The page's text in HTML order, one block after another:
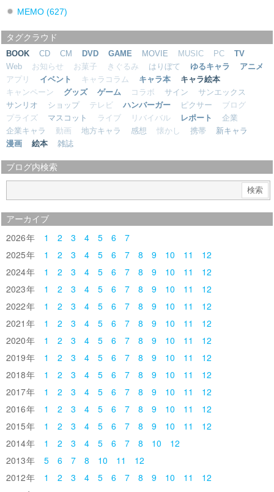
MEMO (627)
タグクラウド
BOOK CD CM DVD GAME MOVIE MUSIC PC
TV
Web
お知らせ お菓子 きぐるみ はりぼて ゆるキャラ
アニメ
アプリ
イベント キャラコラム キャラ本
キャラ絵本
キャンペーン
グッズ ゲーム コラボ サイン
サンエックス
サンリオ
ショップ テレビ ハンバーガー ピクサー
ブログ
プライズ
マスコット ライブ リバイバル レポート
企業
企業キャラ
動画 地方キャラ 感想 懐かし 携帯
新キャラ
漫画
絵本 雑誌
ブログ内検索
アーカイブ
2026 1 2 3 4 5 6
7
2025
1 2 3 4 5 6 7 8 9 10 11
12
2024
1 2 3 4 5 6 7 8 9 10 11
12
2023
1 2 3 4 5 6 7 8 9 10 11
12
2022
1 2 3 4 5 6 7 8 9 10 11
12
2021
1 2 3 4 5 6 7 8 9 10 11
12
2020
1 2 3 4 5 6 7 8 9 10 11
12
2019
1 2 3 4 5 6 7 8 9 10 11
12
2018
1 2 3 4 5 6 7 8 9 10 11
12
2017
1 2 3 4 5 6 7 8 9 10 11
12
2016
1 2 3 4 5 6 7 8 9 10 11
12
2015
1 2 3 4 5 6 7 8 9 10 11
12
2014
1 2 3 4 5 6 7 8 10
12
2013
5 6 7 8 10 11
12
2012
1 2 3 4 5 6 7 8 9 10 11
12